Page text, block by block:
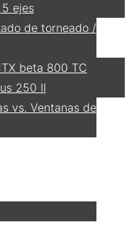
ejes
de torneado /
beta 800 TC
250 II
vs. Ventanas de